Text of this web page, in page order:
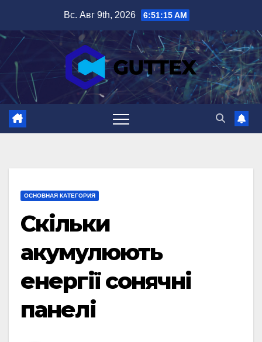
содержимому
Вс. Авг 9th, 2026 6:51:17 AM
ОСНОВНАЯ КАТЕГОРИЯ
Скільки
акумулюють
енергії сонячні
панелі